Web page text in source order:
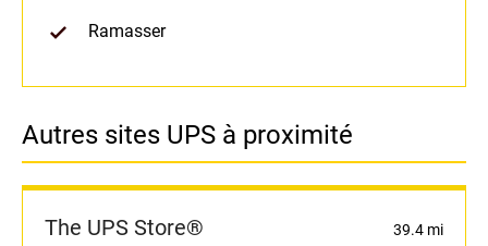
Ramasser
Autres sites UPS à proximité
The UPS Store® 39.4 mi